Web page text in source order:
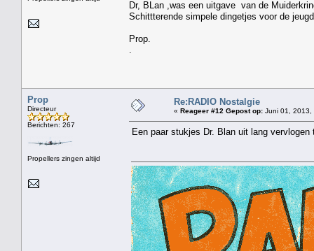
Dr, BLan ,was een uitgave van de
Schittterende simpele dingetjes voor de
Prop.
Prop
Directeur
Berichten: 267
Propellers zingen altijd
Re:RADIO Nostalgie
« Reageer #12 Gepost op: Juni 01, 2013,
Een paar stukjes Dr. Blan uit lang vervlogen